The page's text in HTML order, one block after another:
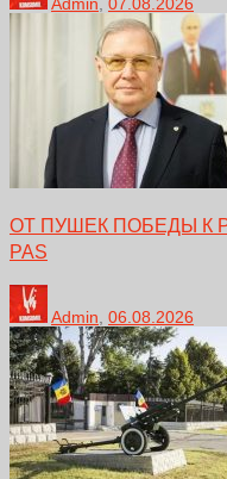
ОТ ПУШЕК ПОБЕДЫ К
PAS
Admin 06.08.2026